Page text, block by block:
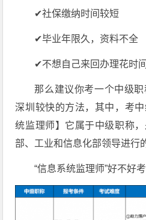
✔社保缴纳时间较短
✔毕业年限久，资料不全
✔不想自己来回办理花时
那么建议你考一个中级
深圳较快的方法，其中，考
统监理师】它属于中级职称
部、工业和信息化部领导进行
“信息系统监理师”好不好